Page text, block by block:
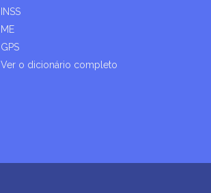
INSS
ME
GPS
Ver o dicionário completo